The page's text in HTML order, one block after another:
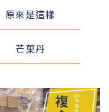
原來是這樣
芒菓丹